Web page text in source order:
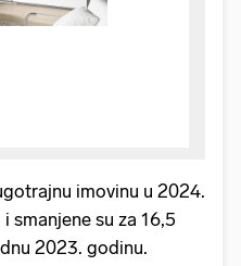
imovinu u 2024.
smanjene su za 16,5
2023. godinu.